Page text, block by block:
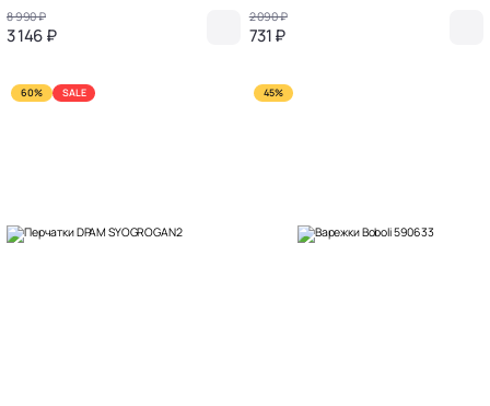
8 990 ₽
3 146 ₽
2 090 ₽
731 ₽
60% SALE 45%